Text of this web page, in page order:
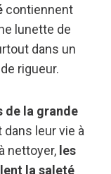
contiennent
lunette de
dans un
rigueur.
de la grande
leur vie à
nettoyer, les
la saleté